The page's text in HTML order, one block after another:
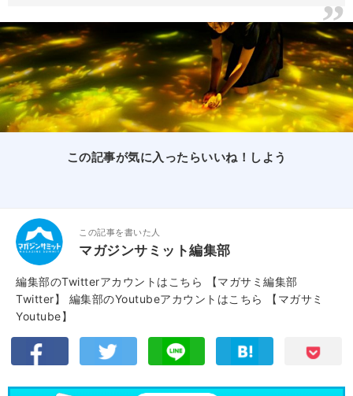
この記事が気に入ったらいいね！しよう
この記事を書いた人
マガジンサミット編集部
編集部のTwitterアカウントはこちら
【マガサミ編集部
Twitter】
編集部のYoutubeアカウントはこちら
【マガサミ
Youtube】